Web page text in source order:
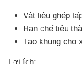
Vật liệu ghép
Hạn chế tiêu
Tạo khung cho
Lợi ích: